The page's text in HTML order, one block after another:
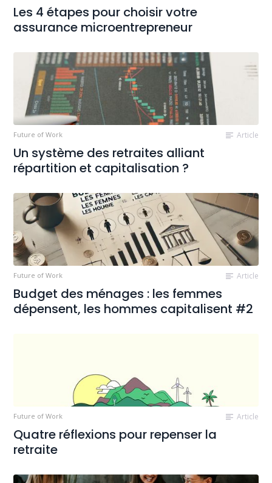
Les 4 étapes pour choisir votre
assurance microentrepreneur
Future of Work Article
Un système des retraites alliant
répartition et capitalisation ?
Future of Work Article
Budget des ménages : les femmes
dépensent, les hommes capitalisent #2
Future of Work Article
Quatre réflexions pour repenser la
retraite